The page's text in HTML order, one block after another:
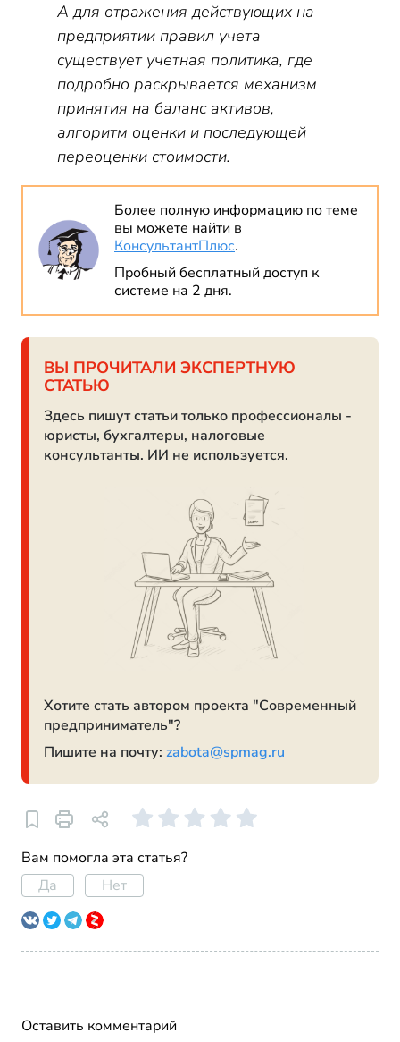
А для отражения действующих на
предприятии правил учета
существует учетная политика, где
подробно раскрывается механизм
принятия на баланс активов,
алгоритм оценки и последующей
переоценки стоимости.
Более полную информацию по теме
вы можете найти в
КонсультантПлюс.
Пробный бесплатный доступ к
системе на 2 дня.
ВЫ ПРОЧИТАЛИ ЭКСПЕРТНУЮ
СТАТЬЮ
Здесь пишут статьи только профессионалы -
юристы, бухгалтеры, налоговые
консультанты. ИИ не используется.
Хотите стать автором проекта "Современный
предприниматель"?
Пишите на почту: zabota@spmag.ru
Вам помогла эта статья?
Да
Нет
Оставить комментарий